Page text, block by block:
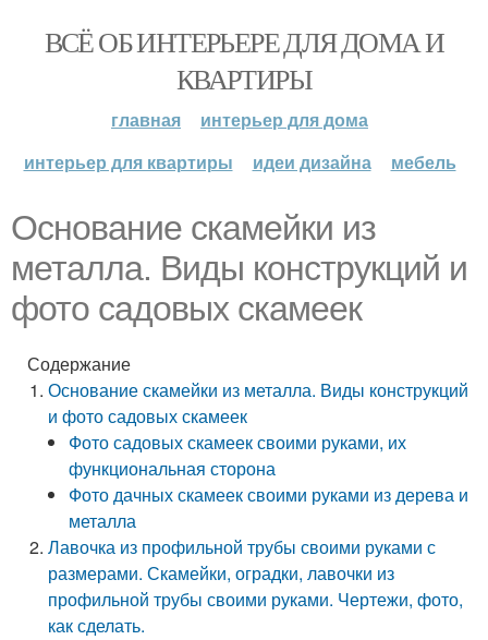
ВСЁ ОБ ИНТЕРЬЕРЕ ДЛЯ ДОМА И
КВАРТИРЫ
главная
интерьер для дома
интерьер для квартиры
идеи дизайна мебель
Основание скамейки из
металла. Виды конструкций и
фото садовых скамеек
Содержание
Основание скамейки из металла. Виды конструкций
и фото садовых скамеек
Фото садовых скамеек своими руками, их
функциональная сторона
Фото дачных скамеек своими руками из дерева и
металла
Лавочка из профильной трубы своими руками с
размерами. Скамейки, оградки, лавочки из
профильной трубы своими руками. Чертежи, фото,
как сделать.